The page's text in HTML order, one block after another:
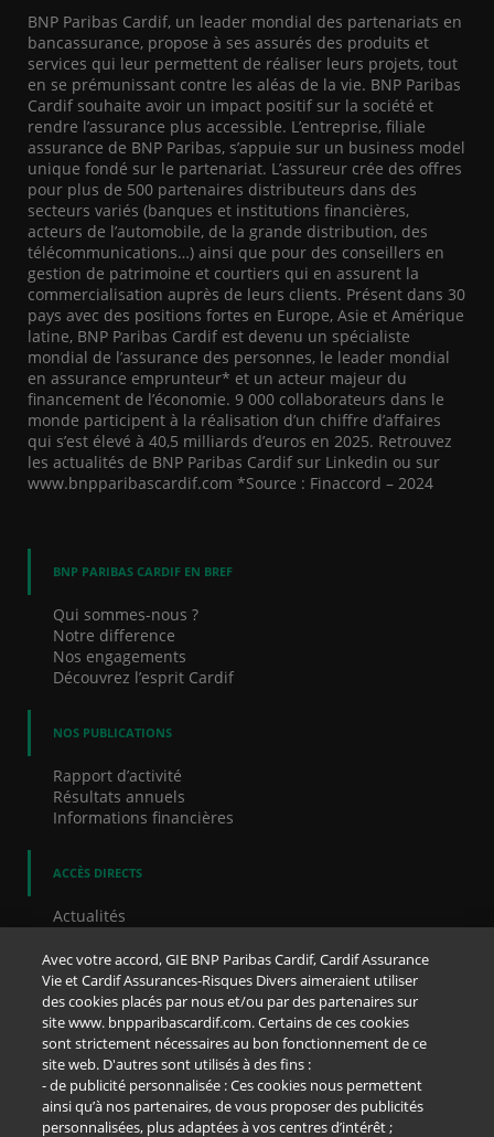
BNP Paribas Cardif, un leader mondial des partenariats en
bancassurance, propose à ses assurés des produits et
services qui leur permettent de réaliser leurs projets, tout
en se prémunissant contre les aléas de la vie. BNP Paribas
Cardif souhaite avoir un impact positif sur la société et
rendre l’assurance plus accessible. L’entreprise, filiale
assurance de BNP Paribas, s’appuie sur un business model
unique fondé sur le partenariat. L’assureur crée des offres
pour plus de 500 partenaires distributeurs dans des
secteurs variés (banques et institutions financières,
acteurs de l’automobile, de la grande distribution, des
télécommunications…) ainsi que pour des conseillers en
gestion de patrimoine et courtiers qui en assurent la
commercialisation auprès de leurs clients. Présent dans 30
pays avec des positions fortes en Europe, Asie et Amérique
latine, BNP Paribas Cardif est devenu un spécialiste
mondial de l’assurance des personnes, le leader mondial
en assurance emprunteur* et un acteur majeur du
financement de l’économie. 9 000 collaborateurs dans le
monde participent à la réalisation d’un chiffre d’affaires
qui s’est élevé à 40,5 milliards d’euros en 2025. Retrouvez
les actualités de BNP Paribas Cardif sur Linkedin ou sur
www.bnpparibascardif.com *Source : Finaccord – 2024
BNP PARIBAS CARDIF EN BREF
Qui sommes-nous ?
Notre difference
Nos engagements
Découvrez l’esprit Cardif
NOS PUBLICATIONS
Rapport d’activité
Résultats annuels
Informations financières
ACCÈS DIRECTS
Actualités
Nos offres d’emploi
Dispositif d'alerte
Cookies
Accessibilité
Mentions légales
Notice protection des données
NOS RÉSEAUX SOCIAUX
Avec votre accord, GIE BNP Paribas Cardif, Cardif Assurance
Vie et Cardif Assurances-Risques Divers aimeraient utiliser
des cookies placés par nous et/ou par des partenaires sur
site www. bnpparibascardif.com. Certains de ces cookies
sont strictement nécessaires au bon fonctionnement de ce
site web. D'autres sont utilisés à des fins :
- de publicité personnalisée : Ces cookies nous permettent
ainsi qu’à nos partenaires, de vous proposer des publicités
personnalisées, plus adaptées à vos centres d’intérêt ;